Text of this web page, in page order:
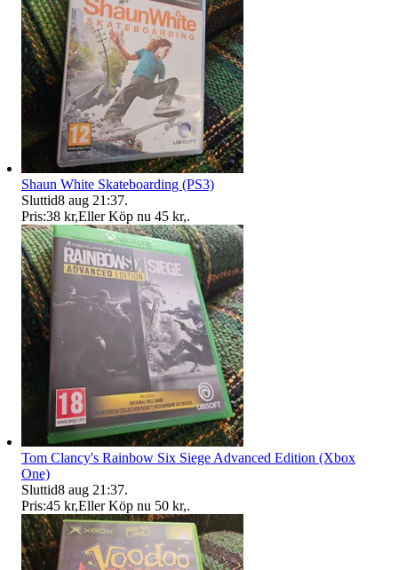
Shaun White Skateboarding (PS3)
Sluttid8 aug 21:37.
Pris:38 kr,Eller Köp nu 45 kr,.
Tom Clancy's Rainbow Six Siege Advanced Edition (Xbox
One)
Sluttid8 aug 21:37.
Pris:45 kr,Eller Köp nu 50 kr,.